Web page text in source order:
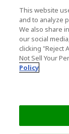
This website
and to analyze
We also share
our social
clicking "Reject
Not Sell Your
Policy